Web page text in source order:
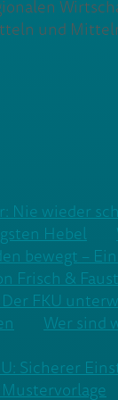
und
Nie wieder
Hebel
bewegt –
Frisch & Faust
FKU
Wer sind
Sicherer